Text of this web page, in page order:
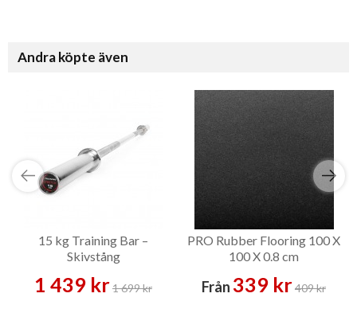
Andra köpte även
15 kg Training Bar –
Skivstång
1 439 kr1 699 kr
PRO Rubber Flooring 100 X
100 X 0.8 cm
Från 339 kr409 kr